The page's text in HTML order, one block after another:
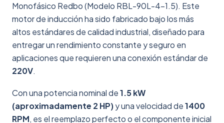
Monofásico Redbo (Modelo RBL-90L-4-1.5). Este
motor de inducción ha sido fabricado bajo los más
altos estándares de calidad industrial, diseñado para
entregar un rendimiento constante y seguro en
aplicaciones que requieren una conexión estándar de
220V.
Con una potencia nominal de1.5 kW
(aproximadamente 2 HP)y una velocidad de1400
RPM, es el reemplazo perfecto o el componente inicial